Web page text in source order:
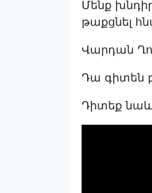
Մենք խնդիր
թաքցնել
Վարդան
Դա գիտեն
Դիտեք